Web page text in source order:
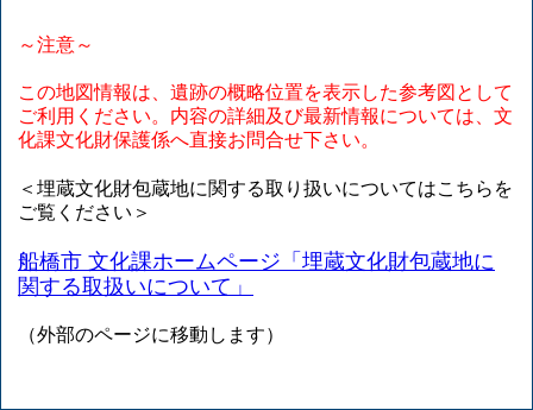
～注意～
この地図情報は、遺跡の概略位置を表示した参考図として
ご利用ください。内容の詳細及び最新情報については、文
化課文化財保護係へ直接お問合せ下さい。
＜埋蔵文化財包蔵地に関する取り扱いについてはこちらを
ご覧ください＞
船橋市 文化課ホームページ「埋蔵文化財包蔵地に
関する取扱いについて」
（外部のページに移動します）